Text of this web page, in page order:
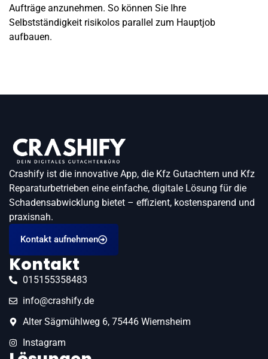
Aufträge anzunehmen. So können Sie Ihre
Selbstständigkeit risikolos parallel zum Hauptjob
aufbauen.
Crashify ist die innovative App, die Kfz Gutachtern und Kfz
Reparaturbetrieben eine einfache, digitale Lösung für die
Schadensabwicklung bietet – effizient, kostensparend und
praxisnah.
Kontakt aufnehmen
Kontakt
015155358483
info@crashify.de
Alter Sägmühlweg 6, 75446 Wiernsheim
Instagram